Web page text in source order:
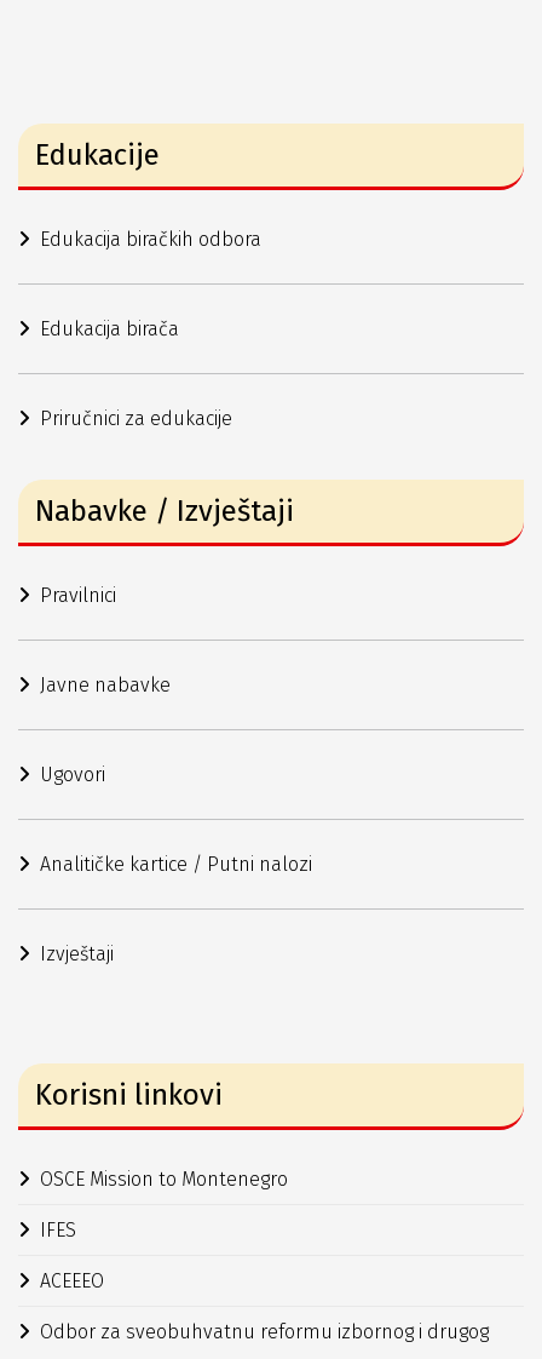
Edukacije
Edukacija biračkih odbora
Edukacija birača
Priručnici za edukacije
Nabavke / Izvještaji
Pravilnici
Javne nabavke
Ugovori
Analitičke kartice / Putni nalozi
Izvještaji
Korisni linkovi
OSCE Mission to Montenegro
IFES
ACEEEO
Odbor za sveobuhvatnu reformu izbornog i drugog